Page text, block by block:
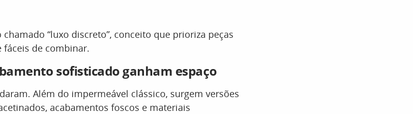
“luxo discreto”, conceito que prioriza peças
fáceis de combinar.
sofisticado ganham espaço
Além do impermeável clássico, surgem versões
acabamentos foscos e materiais